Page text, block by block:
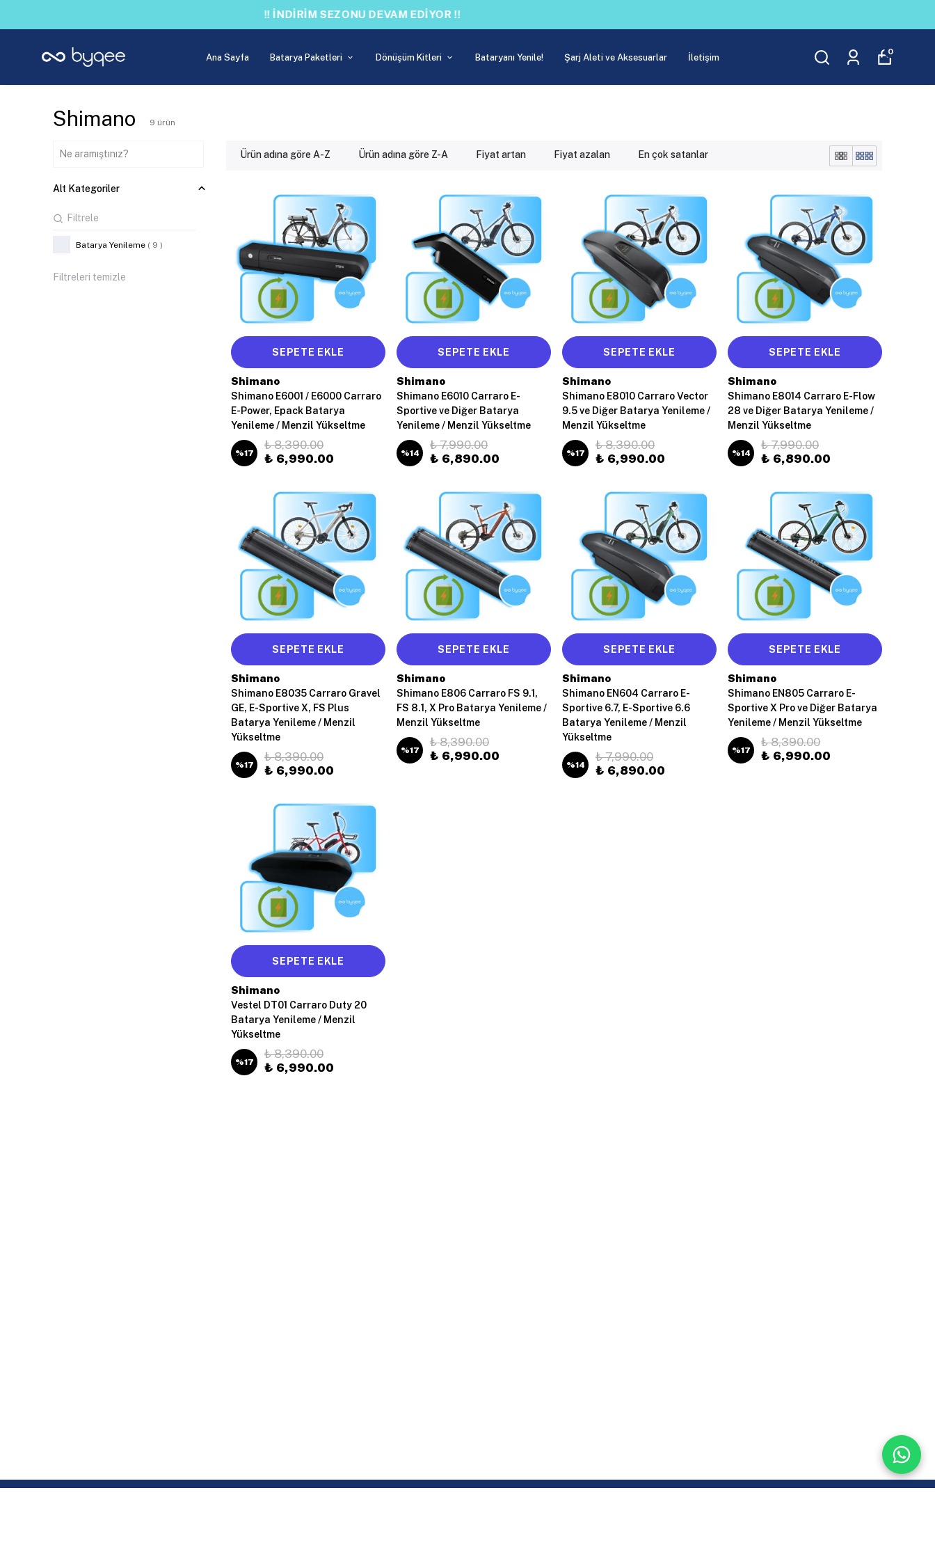
!! İNDİRİM SEZONU DEVAM EDİYOR !!
Ana Sayfa Batarya Paketleri Dönüşüm Kitleri Bataryanı Yenile! Şarj Aleti ve Aksesuarlar İletişim
0
Shimano 9 ürün
Ürün adına göre A-Z Ürün adına göre Z-A Fiyat artan Fiyat azalan En çok satanlar
Alt Kategoriler
Batarya Yenileme ( 9 )
Filtreleri temizle
SEPETE EKLE
Shimano
Shimano E6001 / E6000 Carraro
E-Power, Epack Batarya
Yenileme / Menzil Yükseltme
%17
₺ 8,390.00
₺ 6,990.00
SEPETE EKLE
Shimano
Shimano E6010 Carraro E-
Sportive ve Diğer Batarya
Yenileme / Menzil Yükseltme
%14
₺ 7,990.00
₺ 6,890.00
SEPETE EKLE
Shimano
Shimano E8010 Carraro Vector
9.5 ve Diğer Batarya Yenileme /
Menzil Yükseltme
%17
₺ 8,390.00
₺ 6,990.00
SEPETE EKLE
Shimano
Shimano E8014 Carraro E-Flow
28 ve Diğer Batarya Yenileme /
Menzil Yükseltme
%14
₺ 7,990.00
₺ 6,890.00
SEPETE EKLE
Shimano
Shimano E8035 Carraro Gravel
GE, E-Sportive X, FS Plus
Batarya Yenileme / Menzil
Yükseltme
%17
₺ 8,390.00
₺ 6,990.00
SEPETE EKLE
Shimano
Shimano E806 Carraro FS 9.1,
FS 8.1, X Pro Batarya Yenileme /
Menzil Yükseltme
%17
₺ 8,390.00
₺ 6,990.00
SEPETE EKLE
Shimano
Shimano EN604 Carraro E-
Sportive 6.7, E-Sportive 6.6
Batarya Yenileme / Menzil
Yükseltme
%14
₺ 7,990.00
₺ 6,890.00
SEPETE EKLE
Shimano
Shimano EN805 Carraro E-
Sportive X Pro ve Diğer Batarya
Yenileme / Menzil Yükseltme
%17
₺ 8,390.00
₺ 6,990.00
SEPETE EKLE
Shimano
Vestel DT01 Carraro Duty 20
Batarya Yenileme / Menzil
Yükseltme
%17
₺ 8,390.00
₺ 6,990.00